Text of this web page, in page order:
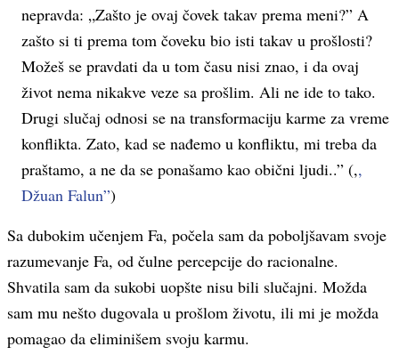
nepravda: „Zašto je ovaj čovek takav prema meni?” A
zašto si ti prema tom čoveku bio isti takav u prošlosti?
Možeš se pravdati da u tom času nisi znao, i da ovaj
život nema nikakve veze sa prošlim. Ali ne ide to tako.
Drugi slučaj odnosi se na transformaciju karme za vreme
konflikta. Zato, kad se nađemo u konfliktu, mi treba da
praštamo, a ne da se ponašamo kao obični ljudi..” (,,
Džuan Falun”)
Sa dubokim učenjem Fa, počela sam da poboljšavam svoje
razumevanje Fa, od čulne percepcije do racionalne.
Shvatila sam da sukobi uopšte nisu bili slučajni. Možda
sam mu nešto dugovala u prošlom životu, ili mi je možda
pomagao da eliminišem svoju karmu.